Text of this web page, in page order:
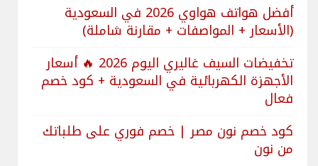
أفضل هواتف هواوي 2026 في السعودية
(الأسعار + المواصفات + مقارنة شاملة)
تخفيضات السيف غاليري اليوم 2026 🔥 أسعار
الأجهزة الكهربائية في السعودية + كود خصم
فعال
كود خصم نون مصر | خصم فوري على طلباتك
من نون